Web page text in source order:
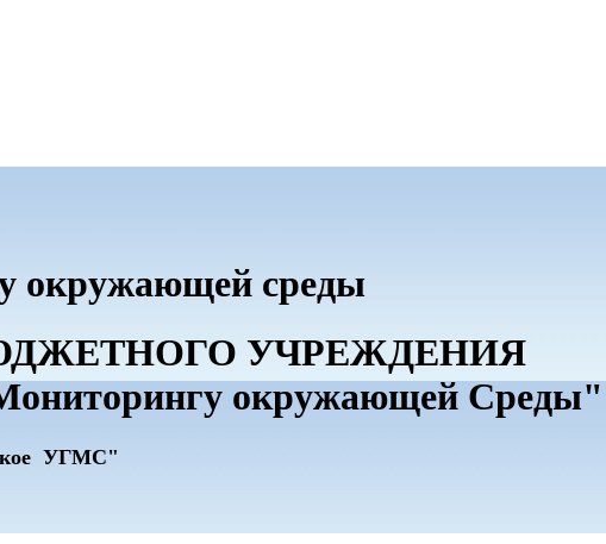
окружающей среды
УЧРЕЖДЕНИЯ
окружающей Среды"
УГМС"